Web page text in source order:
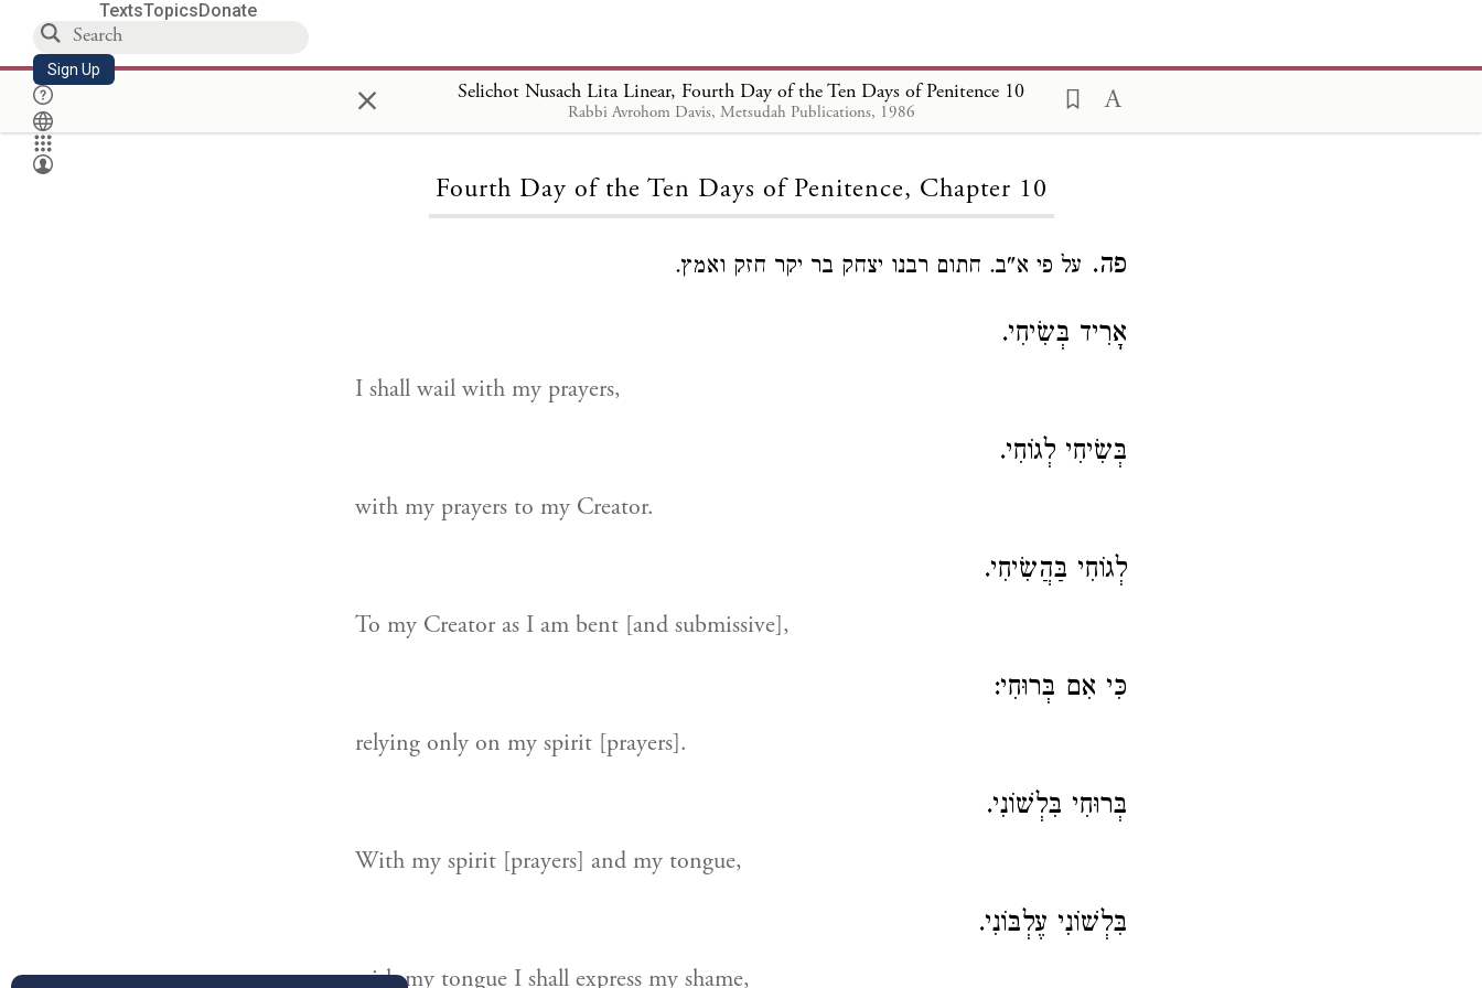
TextsTopicsDonate
Sign Up × Selichot Nusach Lita Linear, Fourth Day of the Ten Days of Penitence 10
Rabbi Avrohom Davis, Metsudah Publications, 1986
Loading...
Fourth Day of the Ten Days of Penitence, Chapter 10
פה. על פי א"ב. חתום רבנו יצחק בר יקר חזק ואמץ.
אָרִיד בְּשִׂיחִי.
I shall wail with my prayers,
בְּשִׂיחִי לְגוֹחִי.
with my prayers to my Creator.
לְגוֹחִי בַּהֲשִׂיחִי.
To my Creator as I am bent [and submissive],
כִּי אִם בְּרוּחִי:
relying only on my spirit [prayers].
בְּרוּחִי בִּלְשׁוֹנִי.
With my spirit [prayers] and my tongue,
בִּלְשׁוֹנִי עֶלְבּוֹנִי.
with my tongue I shall express my shame,